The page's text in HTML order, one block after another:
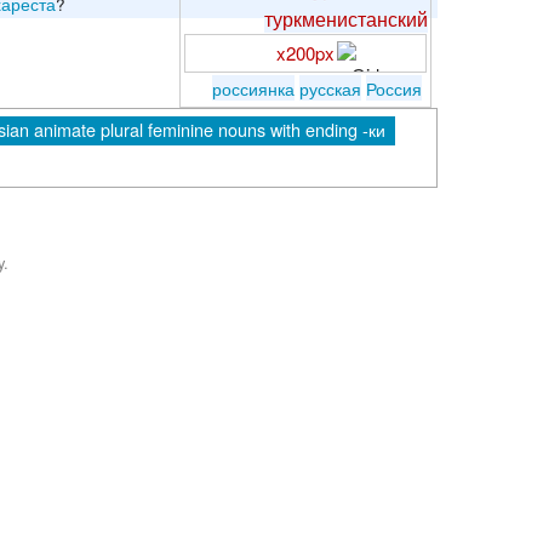
туркменистанский
x200px
россиянка русская Россия
animate plural feminine nouns with ending -ки